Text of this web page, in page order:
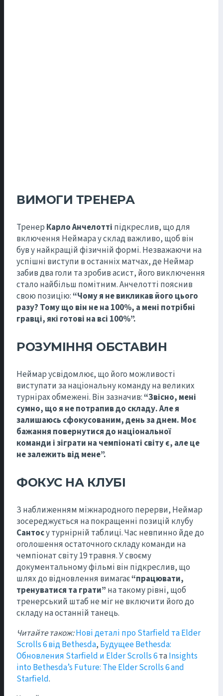
ВИМОГИ ТРЕНЕРА
Тренер Карло Анчелотті підкреслив, що для
включення Неймара у склад важливо, щоб він
був у найкращій фізичній формі. Незважаючи на
успішні виступи в останніх матчах, де Неймар
забив два голи та зробив асист, його виключення
стало найбільш помітним. Анчелотті пояснив
свою позицію:“Чому я не викликав його цього
разу? Тому що він не на 100%, а мені потрібні
гравці, які готові на всі 100%”.
РОЗУМІННЯ ОБСТАВИН
Неймар усвідомлює, що його можливості
виступати за національну команду на великих
турнірах обмежені. Він зазначив:“Звісно, мені
сумно, що я не потрапив до складу. Але я
залишаюсь сфокусованим, день за днем. Моє
бажання повернутися до національної
команди і зіграти на чемпіонаті світу є, але це
не залежить від мене”.
ФОКУС НА КЛУБІ
З наближенням міжнародного перерви, Неймар
зосереджується на покращенні позицій клубу
Сантосу турнірній таблиці. Час невпинно йде до
оголошення остаточного складу команди на
чемпіонат світу 19 травня. У своєму
документальному фільмі він підкреслив, що
шлях до відновлення вимагає“працювати,
тренуватися та грати” на такому рівні, щоб
тренерський штаб не міг не включити його до
складу на останній танець.
Читайте також:Нові деталі про Starfield та Elder
Scrolls 6 від Bethesda, Будущее Bethesda:
Обновления Starfield и Elder Scrolls 6таInsights
into Bethesda’s Future: The Elder Scrolls 6 and
Starfield.